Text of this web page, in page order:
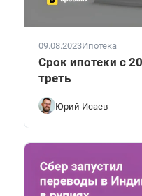
09.08.2023Ипотека
Срок ипотеки с
треть
Юрий Исаев